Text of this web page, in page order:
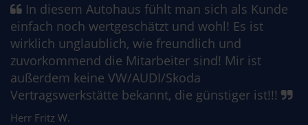
In diesem Autohaus fühlt man sich als Kunde
einfach noch wertgeschätzt und wohl! Es ist
wirklich unglaublich, wie freundlich und
zuvorkommend die Mitarbeiter sind! Mir ist
außerdem keine VW/AUDI/Skoda
Vertragswerkstätte bekannt, die günstiger ist!!!
Herr Fritz W.